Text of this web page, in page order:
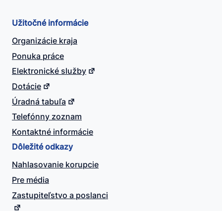
Užitočné informácie
Organizácie kraja
Ponuka práce
Elektronické služby
Dotácie
Úradná tabuľa
Telefónny zoznam
Kontaktné informácie
Dôležité odkazy
Nahlasovanie korupcie
Pre média
Zastupiteľstvo a poslanci